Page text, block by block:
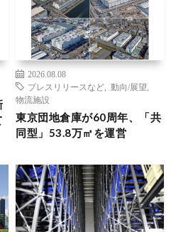
2026.08.08
プレスリリースなど
動向/展望
物流施設
東京団地倉庫が60周年、「共
同型」53.8万㎡を運営